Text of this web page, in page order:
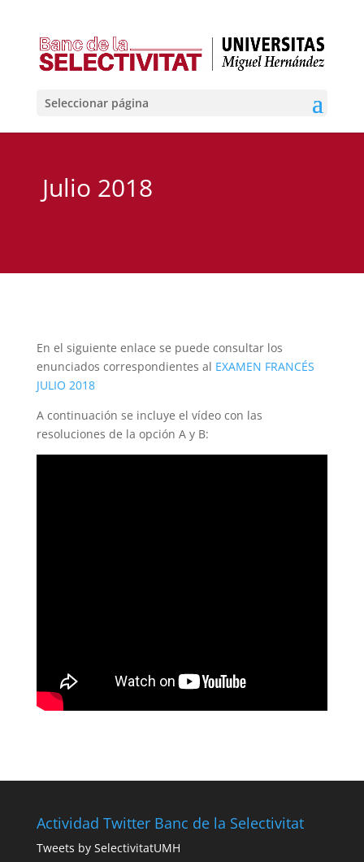
Seleccionar página
Julio 2018
En el siguiente enlace se puede consultar los
enunciados correspondientes al EXAMEN FRANCÉS
JULIO 2018
A continuación se incluye el vídeo con las
resoluciones de la opción A y B:
Actividad Twitter Banc de la Selectivitat
Tweets by SelectivitatUMH